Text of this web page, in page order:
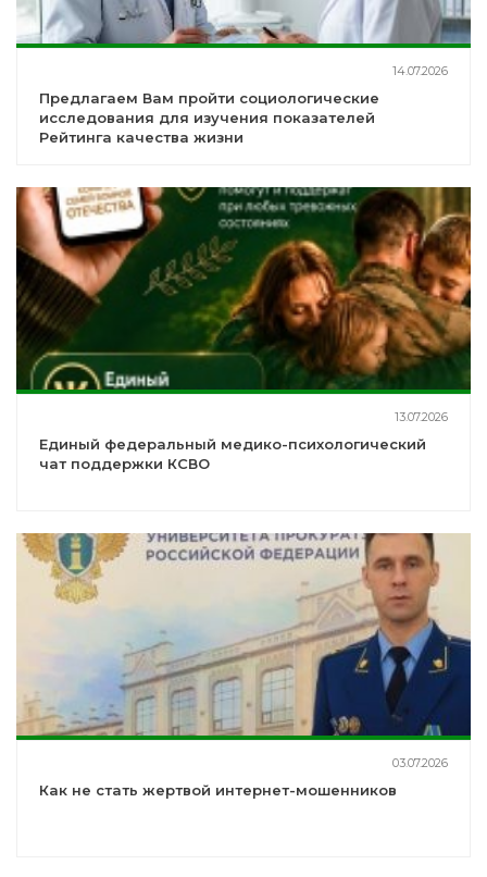
14.07.2026
Предлагаем Вам пройти социологические
исследования для изучения показателей
Рейтинга качества жизни
13.07.2026
Единый федеральный медико-психологический
чат поддержки КСВО
03.07.2026
Как не стать жертвой интернет-мошенников